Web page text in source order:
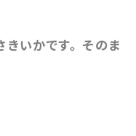
いかです。そのま